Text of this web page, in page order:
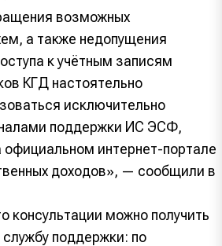
возможных
а также недопущения
к учётным записям
КГД настоятельно
исключительно
поддержки ИС ЭСФ,
интернет-портале
доходов», — сообщили в
консультации можно получить
поддержки: по